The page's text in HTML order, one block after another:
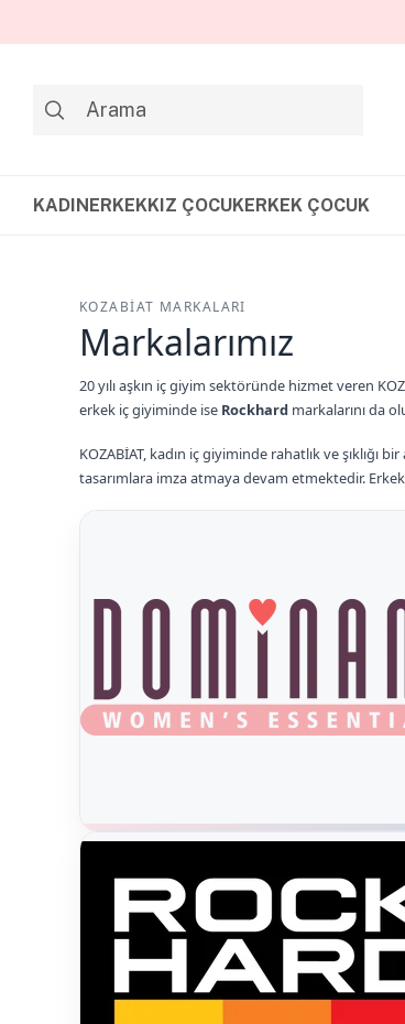
KADINERKEKKIZ ÇOCUKERKEK ÇOCUK
KOZABİAT MARKALARI
Markalarımız
20 yılı aşkın iç giyim sektöründe hizmet veren
erkek iç giyiminde ise Rockhard markalarını da
KOZABİAT, kadın iç giyiminde rahatlık ve
tasarımlara imza atmaya devam etmektedir.